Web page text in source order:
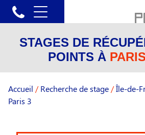
STAGES DE
POINTS À
Accueil / Recherche de stage /Île-de-
Paris 3